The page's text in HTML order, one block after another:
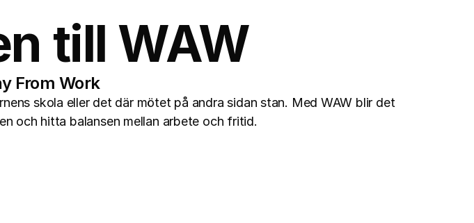
till WAW
From Work
skola eller det där mötet på andra sidan stan. Med WAW blir det
och hitta balansen mellan arbete och fritid.